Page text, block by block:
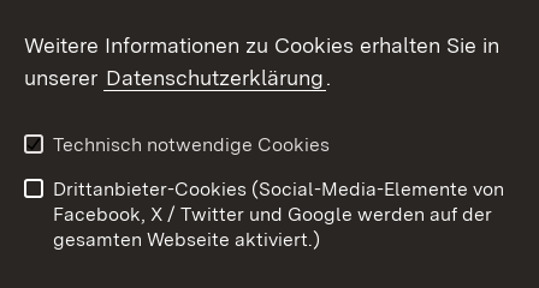
Kontakt
Datenschutz
Barrierefreiheit
Impressum
Cookies
Weitere Informationen zu Cookies erhalten Sie in
unserer Datenschutzerklärung.
Technisch notwendige Cookies
Drittanbieter-Cookies (Social-Media-Elemente von
Facebook, X / Twitter und Google werden auf der
gesamten Webseite aktiviert.)